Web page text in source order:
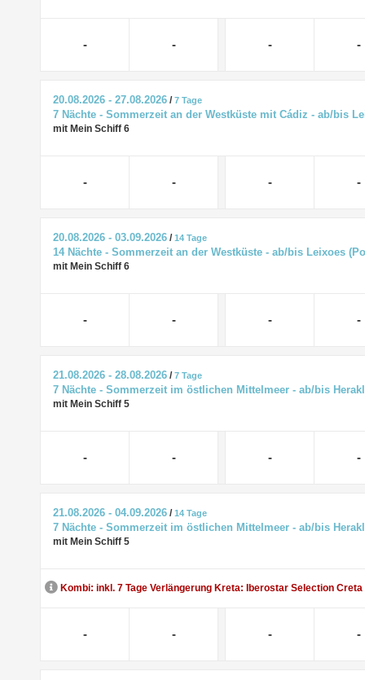
- - - -
20.08.2026 - 27.08.2026 /7 Tage
7 Nächte - Sommerzeit an der Westküste mit Cádiz - ab/bis
mit Mein Schiff 6
- - - -
20.08.2026 - 03.09.2026 /14 Tage
14 Nächte - Sommerzeit an der Westküste - ab/bis Leixoes
mit Mein Schiff 6
- - - -
21.08.2026 - 28.08.2026 /7 Tage
7 Nächte - Sommerzeit im östlichen Mittelmeer - ab/bis
mit Mein Schiff 5
- - - -
21.08.2026 - 04.09.2026 /14 Tage
7 Nächte - Sommerzeit im östlichen Mittelmeer - ab/bis
mit Mein Schiff 5
Kombi: inkl. 7 Tage Verlängerung Kreta: Iberostar Selection Creta
- - - -